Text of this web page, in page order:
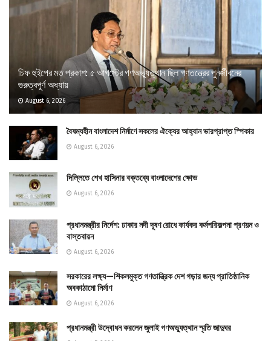
চিফ হুইপের মত প্রকাশ: ৫ আগস্টের গণঅভ্যুত্থান ছিল গণতন্ত্রের পুনর্জীবনের
গুরুত্বপূর্ণ অধ্যায়
August 6, 2026
বৈষম্যহীন বাংলাদেশ নির্মাণে সকলের ঐক্যের আহ্বান ভারপ্রাপ্ত স্পিকার
August 6, 2026
দিল্লিতে শেখ হাসিনার বক্তব্যে বাংলাদেশের ক্ষোভ
August 6, 2026
প্রধানমন্ত্রীর নির্দেশ: ঢাকার নদী দূষণ রোধে কার্যকর কর্মপরিকল্পনা প্রণয়ন ও
বাস্তবায়ন
August 6, 2026
সরকারের লক্ষ্য—শিকলমুক্ত গণতান্ত্রিক দেশ গড়ার জন্য প্রাতিষ্ঠানিক
অবকাঠামো নির্মাণ
August 6, 2026
প্রধানমন্ত্রী উদ্বোধন করলেন জুলাই গণঅভ্যুত্থান স্মৃতি জাদুঘর